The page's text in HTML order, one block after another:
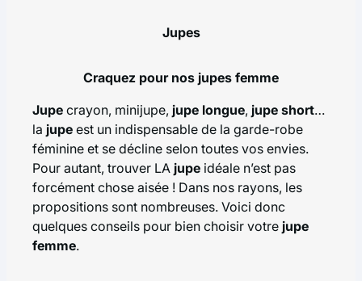
Jupes
Craquez pour nos jupes femme
Jupe crayon, minijupe, jupe longue, jupe short…
la jupe est un indispensable de la garde-robe
féminine et se décline selon toutes vos envies.
Pour autant, trouver LA jupe idéale n’est pas
forcément chose aisée ! Dans nos rayons, les
propositions sont nombreuses. Voici donc
quelques conseils pour bien choisir votre jupe
femme.